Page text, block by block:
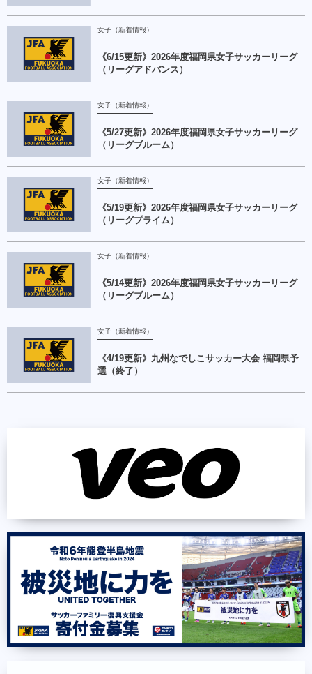
女子（新着情報）
《6/15更新》2026年度福岡県女子サッカーリーグ
（リーグアドバンス）
女子（新着情報）
《5/27更新》2026年度福岡県女子サッカーリーグ
（リーグブルーム）
女子（新着情報）
《5/19更新》2026年度福岡県女子サッカーリーグ
（リーグプライム）
女子（新着情報）
《5/14更新》2026年度福岡県女子サッカーリーグ
（リーグブルーム）
女子（新着情報）
《4/19更新》九州なでしこサッカー⼤会 福岡県予
選（終了）